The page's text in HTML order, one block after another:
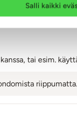
Salli kaikki
6 kpl
tai esim.
riippumatta.